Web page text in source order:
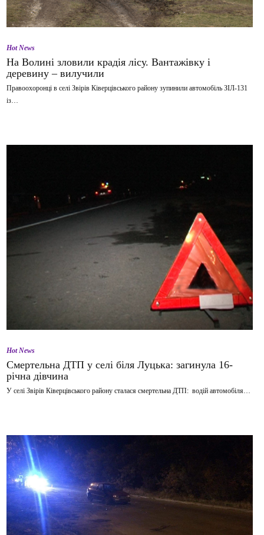
Hot News
На Волині зловили крадія лісу. Вантажівку і
деревину – вилучили
Правоохоронці в селі Звірів Ківерцівського району зупинили автомобіль ЗІЛ-131
із…
Hot News
Смертельна ДТП у селі біля Луцька: загинула 16-
річна дівчина
У селі Звірів Ківерцівського району сталася смертельна ДТП: водій автомобіля…